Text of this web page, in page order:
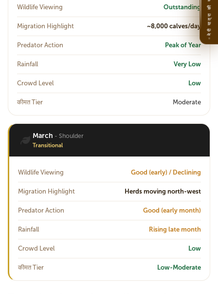
Wildlife Viewing Outstanding
Migration Highlight ~8,000 calves/day
Predator Action Peak of Year
Rainfall Very Low
Crowd Level Low
कीमत Tier Moderate
March - Shoulder
Transitional
Wildlife Viewing Good (early) / Declining
Migration Highlight Herds moving north-west
Predator Action Good (early month)
Rainfall Rising late month
Crowd Level Low
कीमत Tier Low-Moderate
मेरी यात्रा की योजना